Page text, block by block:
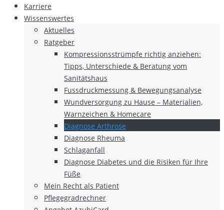
Karriere
Wissenswertes
Aktuelles
Ratgeber
Kompressionsstrümpfe richtig anziehen:
Tipps, Unterschiede & Beratung vom
Sanitätshaus
Fussdruckmessung & Bewegungsanalyse
Wundversorgung zu Hause – Materialien,
Warnzeichen & Homecare
Diagnose Arthrose
Diagnose Rheuma
Schlaganfall
Diagnose Diabetes und die Risiken für Ihre
Füße
Mein Recht als Patient
Pflegegradrechner